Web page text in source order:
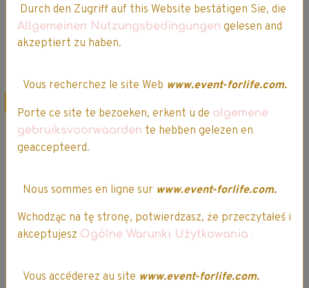
Ajouter au panier Ajouter au panier
PAPER FX -
Déchire, Tresse,
1 vote.
SCIENCE & JEU -
Mars
Durch den Zugriff auf this Website bestätigen Sie, die
Allgemeinen Nutzungsbedingungen gelesen and
akzeptiert zu haben.
Vous recherchez le site Web www.event-forlife.com.
Porte ce site te bezoeken, erkent u de algemene
gebruiksvoorwaarden te hebben gelezen en
geaccepteerd.
Nous sommes en ligne sur www.event-forlife.com.
Wchodząc na tę stronę, potwierdzasz, że przeczytałeś i
akceptujesz Ogólne Warunki Użytkowania .
Vous accéderez au site www.event-forlife.com.